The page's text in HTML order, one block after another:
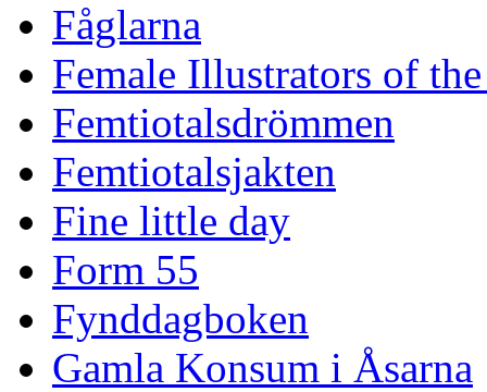
Fåglarna
Female Illustrators of
Femtiotalsdrömmen
Femtiotalsjakten
Fine little day
Form 55
Fynddagboken
Gamla Konsum i Åsarna